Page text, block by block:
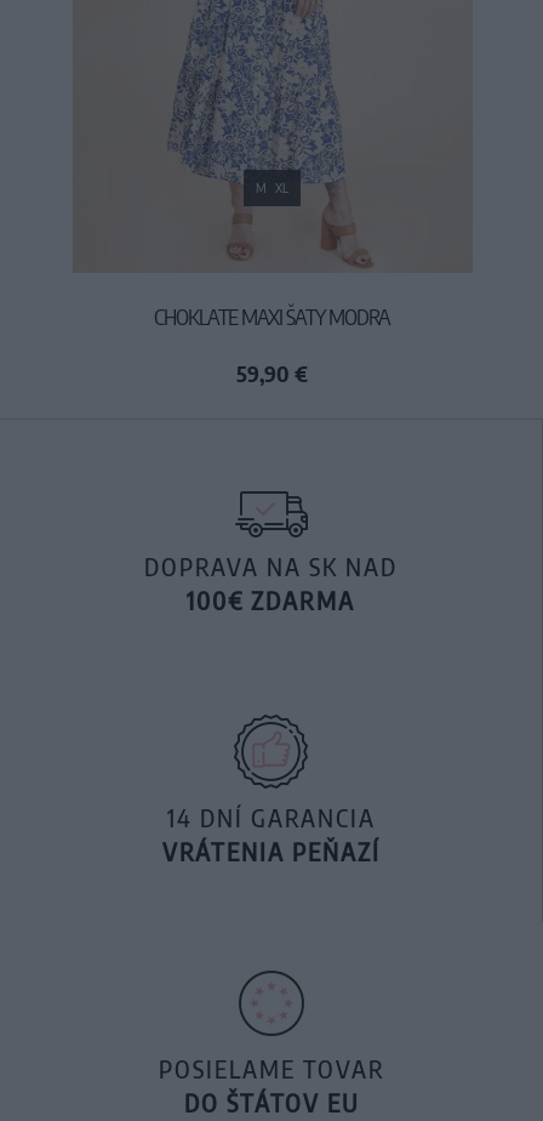
M XL
CHOKLATE MAXI ŠATY MODRA
59,90 €
DOPRAVA NA SK NAD
100€ ZDARMA
14 DNÍ GARANCIA
VRÁTENIA PEŇAZÍ
POSIELAME TOVAR
DO ŠTÁTOV EU